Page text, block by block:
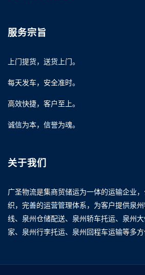
服务宗旨
上门提货，送货上门。
每天发车，安全准时。
高效快捷，客户至上。
诚信为本，信誉为魂。
关于我们
广圣物流是集商贸储运为一体的运输企业
织，完善的运营管理体系，为客户提供泉
线、泉州仓储配送、泉州轿车托运、泉州
家、泉州行李托运、泉州回程车运输等多方